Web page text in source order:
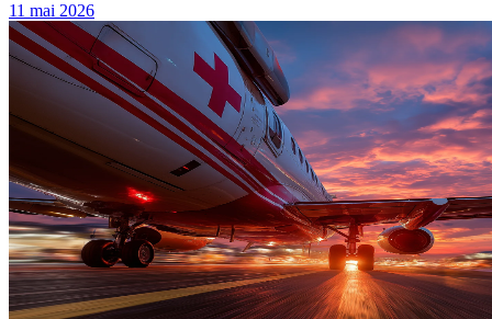
11 mai 2026